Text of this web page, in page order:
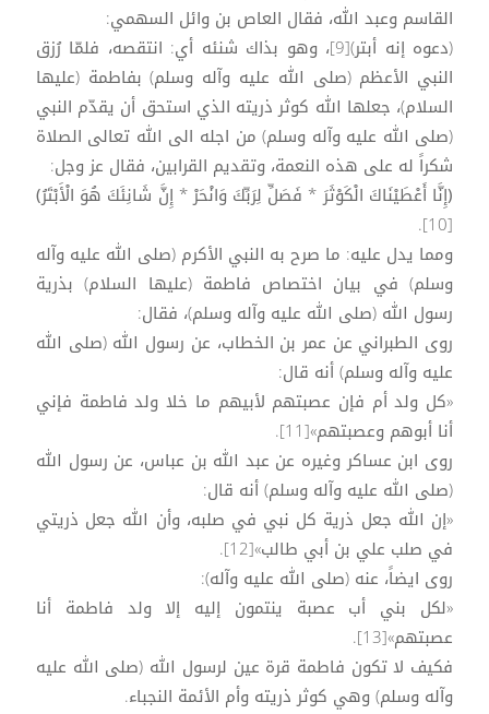
القاسم وعبد الله، فقال العاص بن وائل السهمي:
(دعوه إنه أبتر)[9]، وهو بذاك شنئه أي: انتقصه، فلمّا رُزق
النبي الأعظم (صلى الله عليه وآله وسلم) بفاطمة (عليها
السلام)، جعلها الله كوثر ذريته الذي استحق أن يقدّم النبي
(صلى الله عليه وآله وسلم) من اجله الى الله تعالى الصلاة
شكراً له على هذه النعمة، وتقديم القرابين، فقال عز وجل:
﴿إِنَّا أَعْطَيْنَاكَ الْكَوْثَرَ * فَصَلِّ لِرَبِّكَ وَانْحَرْ * إِنَّ شَانِئَكَ هُوَ الْأَبْتَرُ﴾
[10].
ومما يدل عليه: ما صرح به النبي الأكرم (صلى الله عليه وآله
وسلم) في بيان اختصاص فاطمة (عليها السلام) بذرية
رسول الله (صلى الله عليه وآله وسلم)، فقال:
روى الطبراني عن عمر بن الخطاب، عن رسول الله (صلى الله
عليه وآله وسلم) أنه قال:
«كل ولد أم فإن عصبتهم لأبيهم ما خلا ولد فاطمة فإني
أنا أبوهم وعصبتهم»[11].
روى ابن عساكر وغيره عن عبد الله بن عباس، عن رسول الله
(صلى الله عليه وآله وسلم) أنه قال:
«إن الله جعل ذرية كل نبي في صلبه، وأن الله جعل ذريتي
في صلب علي بن أبي طالب»[12].
روى ايضاً، عنه (صلى الله عليه وآله):
«لكل بني أب عصبة ينتمون إليه إلا ولد فاطمة أنا
عصبتهم»[13].
فكيف لا تكون فاطمة قرة عين لرسول الله (صلى الله عليه
وآله وسلم) وهي كوثر ذريته وأم الأئمة النجباء.